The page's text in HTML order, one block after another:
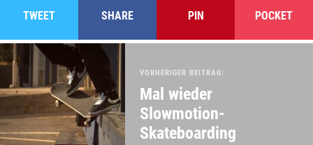
TWEET SHARE PIN POCKET
VORHERIGER BEITRAG:
Mal wieder
Slowmotion-
Skateboarding